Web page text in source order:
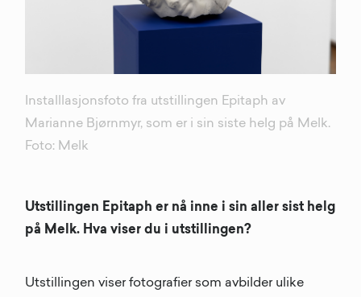
Installlasjonsfoto fra utstillingen Epitaph av
Marianne Bjørnmyr, som er i sin siste helg på Melk.
Foto: Melk
Utstillingen Epitaph er nå inne i sin aller sist helg
på Melk. Hva viser du i utstillingen?
Utstillingen viser fotografier som avbilder ulike